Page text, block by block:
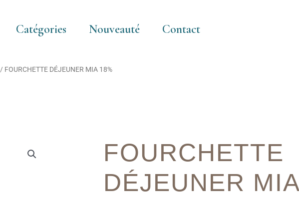
Catégories Nouveauté Contact
/ FOURCHETTE DÉJEUNER MIA 18%
FOURCHETTE
DÉJEUNER